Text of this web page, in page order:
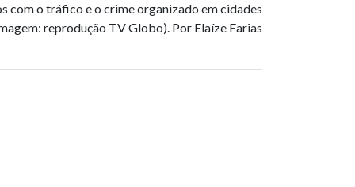
com o tráfico e o crime organizado em cidades
reprodução TV Globo). Por Elaíze Farias